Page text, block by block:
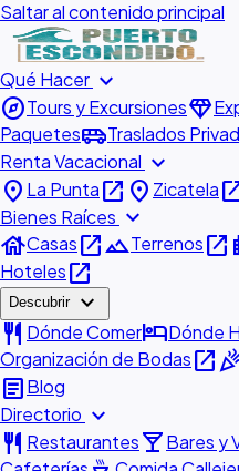
Saltar al contenido principal
Qué Hacer expand_more
exploreTours y Excursionesdiamond
Paquetesairport_shuttleTraslados
Renta Vacacional expand_more
place La Puntaopen_in_new place Zicatela
Bienes Raíces expand_more
houseCasasopen_in_newlandscapeTerrenosopen_in_new
Hotelesopen_in_new
Descubrir expand_more
restaurant Dónde ComerhotelDónde
Organización de Bodasopen_in_new
articleBlog
Directorio expand_more
restaurant Restauranteslocal_barBares y